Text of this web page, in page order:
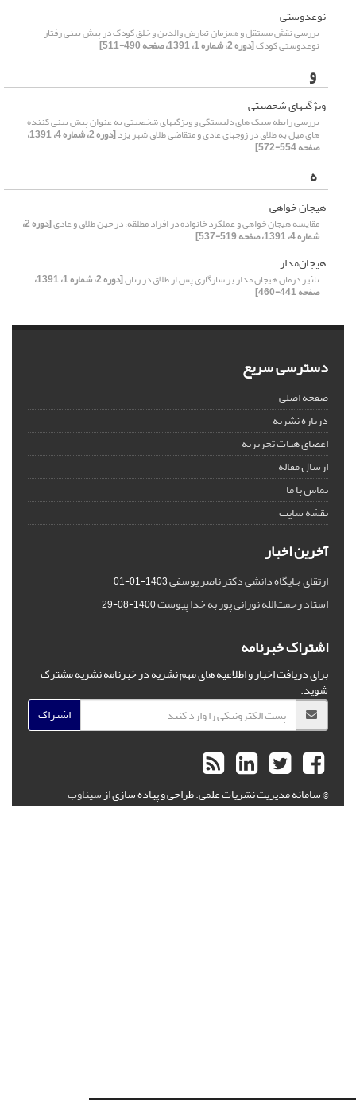
نوعدوستی
بررسی نقش مستقل و همزمان تعارض والدین و خلق کودک در پیش بینی رفتار
نوعدوستی کودک[دوره 2، شماره 1، 1391، صفحه 490-511]
و
ویژگیهای شخصیتی
بررسی رابطه سبک های دلبستگی و ویژگیهای شخصیتی به عنوان پیش بینی کننده
های میل به طلاق در زوجهای عادی و متقاضی طلاق شهر یزد [دوره 2، شماره 4، 1391،
صفحه 554-572]
ه
هیجان خواهی
مقایسه هیجان خواهی و عملکرد خانواده در افراد مطلقه، در حین طلاق و عادی [دوره 2،
شماره 4، 1391، صفحه 519-537]
هیجان‌مدار
تاثیر درمان هیجان مدار بر سازگاری پس از طلاق در زنان [دوره 2، شماره 1، 1391،
صفحه 441-460]
دسترسی سریع
صفحه اصلی
درباره نشریه
اعضای هیات تحریریه
ارسال مقاله
تماس با ما
نقشه سایت
آخرین اخبار
ارتقای جایگاه دانشی دکتر ناصر یوسفی1403-01-01
استاد رحمت‌الله نورانی پور به خدا پیوست1400-08-29
اشتراک خبرنامه
برای دریافت اخبار و اطلاعیه های مهم نشریه در خبرنامه نشریه مشترک
شوید.
اشتراک
© سامانه مدیریت نشریات علمی.طراحی و پیاده سازی ازسیناوب